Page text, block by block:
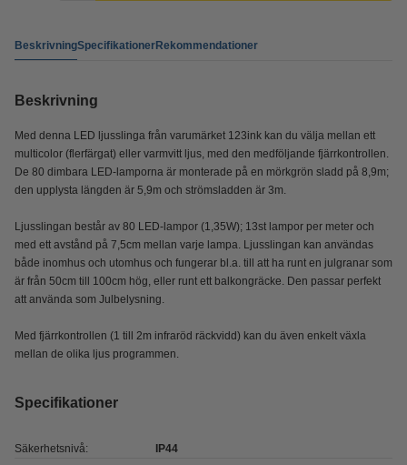
BeskrivningSpecifikationerRekommendationer
Beskrivning
Med denna LED ljusslinga från varumärket 123ink kan du välja mellan ett
multicolor (flerfärgat) eller varmvitt ljus, med den medföljande fjärrkontrollen.
De 80 dimbara LED-lamporna är monterade på en mörkgrön sladd på 8,9m;
den upplysta längden är 5,9m och strömsladden är 3m.
Ljusslingan består av 80 LED-lampor (1,35W); 13st lampor per meter och
med ett avstånd på 7,5cm mellan varje lampa. Ljusslingan kan användas
både inomhus och utomhus och fungerar bl.a. till att ha runt en julgranar som
är från 50cm till 100cm hög, eller runt ett balkongräcke. Den passar perfekt
att använda som Julbelysning.
Med fjärrkontrollen (1 till 2m infraröd räckvidd) kan du även enkelt växla
mellan de olika ljus programmen.
Specifikationer
Säkerhetsnivå: IP44